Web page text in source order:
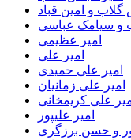
گلاب و امین قباد
و سیامک عباسی
امیر عظیمی
امیر علی
امیر علی حمیدی
امیر علی زمانیان
علی کریمخانی
امیر علیپور
و حسن برزگری